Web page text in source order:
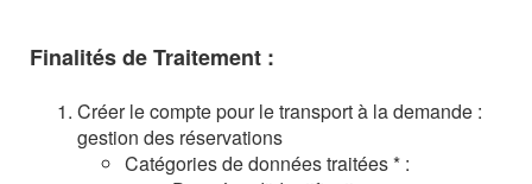
Finalités de Traitement :
Créer le compte pour le transport à la demande :
gestion des réservations
Catégories de données traitées * :